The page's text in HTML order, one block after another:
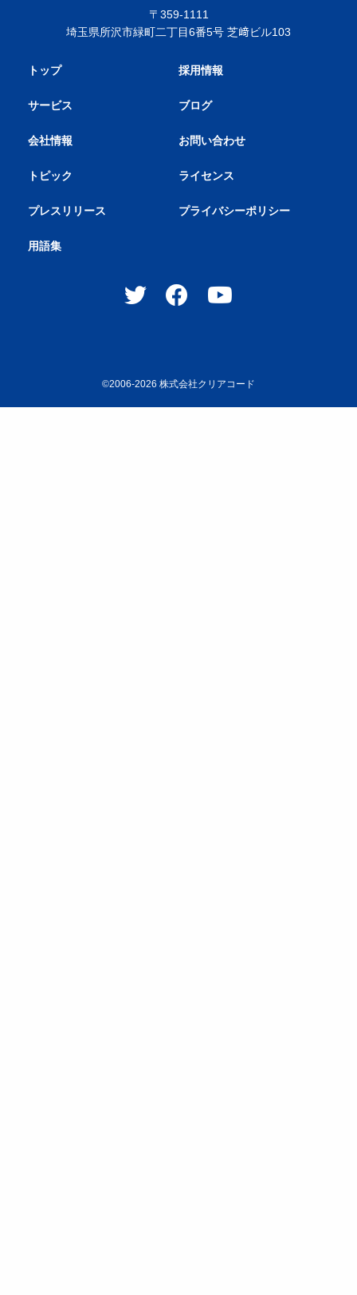
〒359-1111
埼玉県所沢市緑町二丁目6番5号 芝﨑ビル103
トップ
サービス
会社情報
トピック
プレスリリース
用語集
採用情報
ブログ
お問い合わせ
ライセンス
プライバシーポリシー
©2006-2026 株式会社クリアコード